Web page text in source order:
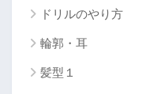
ドリルのやり方
輪郭・耳
髪型１